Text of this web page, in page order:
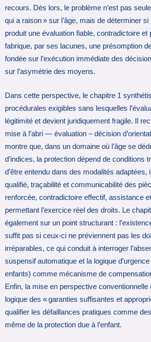
recours. Dès lors, le problème n’est pas
qui a raison » sur l’âge, mais de déterminer
produit une évaluation fiable, contradictoire et
fabrique, par ses lacunes, une présomption
fondée sur l’exécution immédiate des
sur l’asymétrie des moyens.
Dans cette perspective, le chapitre 1
procédurales exigibles sans lesquelles
légitimité et devient juridiquement fragile. Il
mise à l’abri — évaluation – décision
montre que, dans un domaine où l’âge se
d’indices, la protection dépend de conditions
d’être entendu dans des modalités adaptées,
qualifié, traçabilité et communicabilité des
renforcée, contradictoire effectif, assistance
permettant l’exercice réel des droits. Le
également sur un point structurant :
suffit pas si ceux-ci ne préviennent pas les
irréparables, ce qui conduit à interroger
suspensif automatique et la logique
enfants) comme mécanisme de
Enfin, la mise en perspective conventionnelle
logique des « garanties suffisantes et
qualifier les défaillances pratiques comme
même de la protection due à l’enfant.